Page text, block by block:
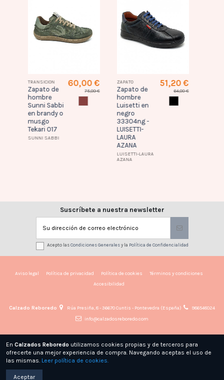
TRANSICION
Zapato de
hombre
Sunni Sabbi
en brandy o
musgo
Tekari 017
SUNNI SABBI
60,00 €
75,00 €
ZAPATO
Zapato de
hombre
Luisetti en
negro
33304ng -
LUISETTI-
LAURA
AZANA
LUISETTI-LAURA
AZANA
51,20 €
64,00 €
Suscríbete a nuestra newsletter
Acepto lasCondiciones Generalesy la Política de Confidencialidad
Aviso legal Política de privacidad Política de cookies
Términos y condiciones
Accesibilidad
Calzado Reboredo Rúa Presiña, 8 - 36670 Cuntis - Pontevedra (España)
986548024
info@calzadosreboredo.com
En Calzados Reboredo utilizamos cookies propias y de terceros para
ofrecerte una mejor experiencia de compra. Navegando aceptas el uso de
las mismas. Leer política de cookies.
Aceptar